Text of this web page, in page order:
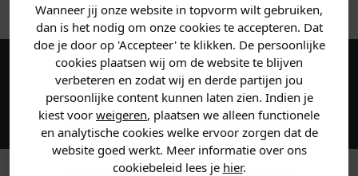
Wanneer jij onze website in topvorm wilt gebruiken,
dan is het nodig om onze cookies te accepteren. Dat
doe je door op 'Accepteer' te klikken. De persoonlijke
cookies plaatsen wij om de website te blijven
verbeteren en zodat wij en derde partijen jou
persoonlijke content kunnen laten zien. Indien je
kiest voor weigeren, plaatsen we alleen functionele
en analytische cookies welke ervoor zorgen dat de
website goed werkt. Meer informatie over ons
cookiebeleid lees je hier.
Maak een account aan en ontvang 5%
korting op je eerste bestelling!
Vertel ons waar je naar op
zoek bent. 👇
Heren kleding
Dames kleding